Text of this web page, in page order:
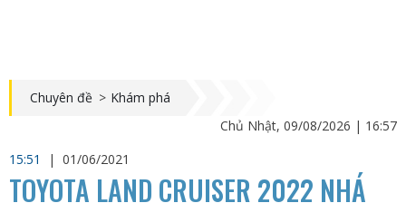
Chuyên đề > Khám phá
Chủ Nhật, 09/08/2026 | 16:57
15:51
| 01/06/2021
TOYOTA LAND CRUISER 2022 NHÁ